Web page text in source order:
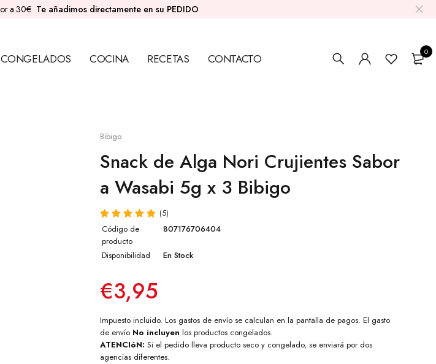
a 30€ Te añadimos directamente en su PEDIDO
CONGELADOS COCINA RECETAS CONTACTO 0
Bibigo
Snack de Alga Nori Crujientes Sabor
a Wasabi 5g x 3 Bibigo
(5)
Código de
producto
807176706404
Disponibilidad En Stock
€3,95
Impuesto incluido. Los gastos de envío se calculan en la pantalla de pagos. El gasto
de envío No incluyen los productos congelados.
ATENCIóN: Si el pedido lleva producto seco y congelado, se enviará por dos
agencias diferentes.